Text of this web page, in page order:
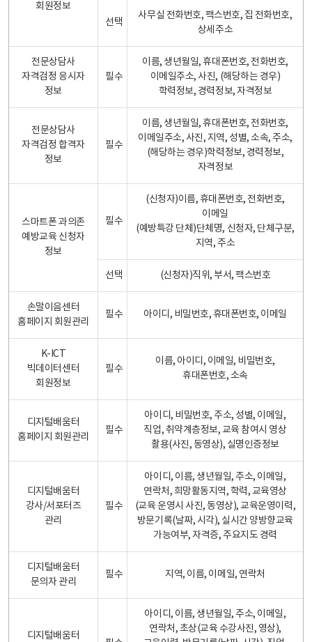
회원정보
선택
사무실 전화번호, 팩스번호, 집 전화번호,
상세주소
전문상담사
자격검정 응시자
정보
필수
이름, 생년월일, 휴대폰번호, 전화번호,
이메일주소, 사진, (해당하는 경우)
학력정보, 경력정보, 자격정보
전문상담사
자격검정 합격자
정보
필수
이름, 생년월일, 휴대폰번호, 전화번호,
이메일주소, 사진, 지역, 성별, 소속, 주소,
(해당하는 경우)학력정보, 경력정보,
자격정보
스마트폰 과의존
예방교육 신청자
정보
필수
(신청자)이름, 휴대폰번호, 전화번호,
이메일
(예방특강 단체)단체명, 신청자, 단체구분,
지역, 주소
선택 (신청자)직위, 부서, 팩스번호
손말이음센터
홈페이지 회원관리
필수 아이디, 비밀번호, 휴대폰번호, 이메일
K-ICT
빅데이터센터
회원정보
필수
이름, 아이디, 이메일, 비밀번호,
휴대폰번호, 소속
디지털배움터
홈페이지 회원관리
필수
아이디, 비밀번호, 주소, 성별, 이메일,
직업, 취약계층정보, 교육 참여시 영상
촬용(사진, 동영상), 실명인증정보
디지털배움터
강사/서포터즈
관리
필수
아이디, 이름, 생년월일, 주소, 이메일,
연락처, 희망활동지역, 학력, 교육영상
(교육 운영시 사진, 동영상), 교육운영이력,
방문기록(날짜, 시각), 실시간 양방향교육
가능여부, 자격증, 주요지도 경력
디지털배움터
문의자 관리
필수 지역, 이름, 이메일, 연락처
디지털배움터
아이디, 이름, 생년월일, 주소, 이메일,
연락처, 초상(교육 수강사진, 영상),